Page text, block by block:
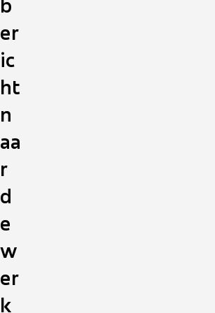
b
er
ic
ht
n
aa
r
d
e
w
er
k